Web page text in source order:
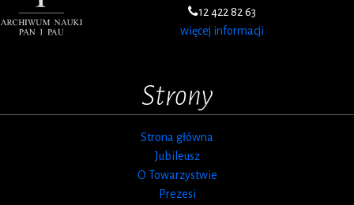
12 422 82 63
więcej informacji
Strony
Strona główna
Jubileusz
O Towarzystwie
Prezesi